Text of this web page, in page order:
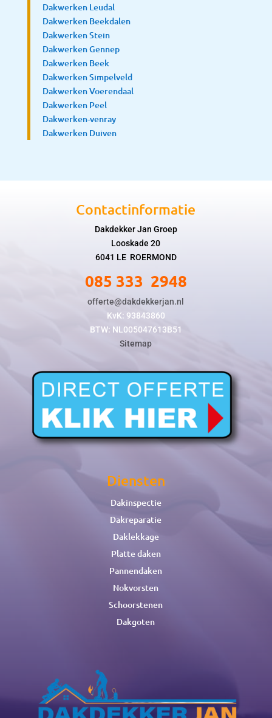
Dakwerken Leudal
Dakwerken Beekdalen
Dakwerken Stein
Dakwerken Gennep
Dakwerken Beek
Dakwerken Simpelveld
Dakwerken Voerendaal
Dakwerken Peel
Dakwerken-venray
Dakwerken Duiven
Contactinformatie
Dakdekker Jan Groep
Looskade 20
6041 LE ROERMOND
085 333 2948
offerte@dakdekkerjan.nl
KvK: 93843860
BTW: NL005047613B51
Sitemap
Diensten
Dakinspectie
Dakreparatie
Daklekkage
Platte daken
Pannendaken
Nokvorsten
Schoorstenen
Dakgoten